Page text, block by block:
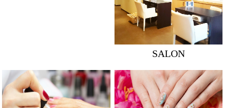
SALON